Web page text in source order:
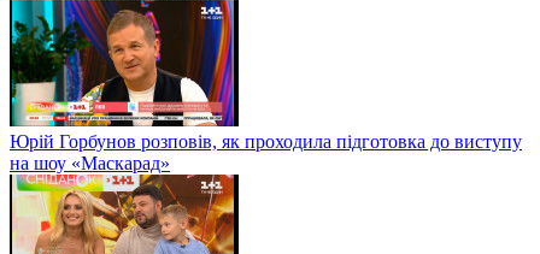
Юрій Горбунов розповів, як проходила підготовка до виступу
на шоу «Маскарад»